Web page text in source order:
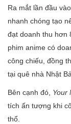
Ra mắt lần đầu
nhanh chóng tạo
đạt doanh thu hơn
phim anime có
công chiếu, đồng
tại quê nhà Nhật
Bên cạnh đó, Your
tích ấn tượng khi
thổ.